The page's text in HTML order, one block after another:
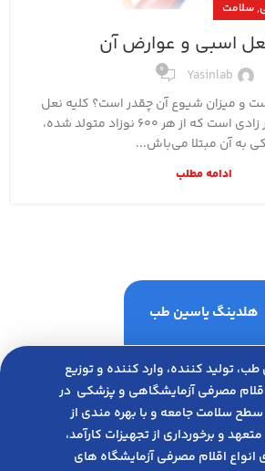
,سلامت
اسبی و عوارض آن
Yasinlab
0
و میزان شیوع آن چقدر است؟ کلیه نعل
اسبی عارضه‌ای مادر زادی است که از هر 600 نوزاد متولد شده،
به آن مبتلا می‌باش...
ادامه مطلب
هلدینگ یاسین طب
تولید کننده، وارد کننده و توزیع
مصرفی آزمایشگاهی و پزشکی در
ﺳﻄﺢ ﺳﻼﻣﺖ ﺟﺎﻣﻌﻪ و ﺑﺎ ﺑﻬﺮه ﻣﻨﺪی از
و ﺑﺮﺧﻮرداری از ﺗﺠﻬﯿﺰات ﮐﺎرآﻣﺪ،
انواع اﻗﻼم مصرفی آزﻣﺎﯾﺸﮕﺎه های